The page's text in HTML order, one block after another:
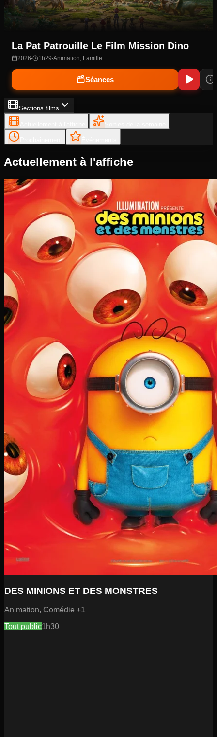
Vaiana La Legende Du Bout Du Monde
2026 1h55 Aventure, Famille
Séances
Sections films
Actuellement à l'affiche
DES MINIONS ET DES MONSTRES
Animation, Comédie +1
Tout public1h30